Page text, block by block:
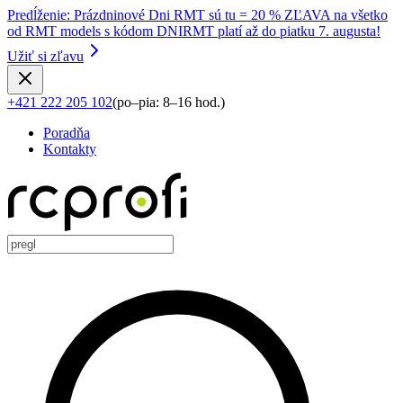
Predĺženie: Prázdninové Dni RMT sú tu = 20 % ZĽAVA na všetko
od RMT models s kódom DNIRMT platí až do piatku 7. augusta!
Užiť si zľavu
+421 222 205 102(po–pia: 8–16 hod.)
Poradňa
Kontakty